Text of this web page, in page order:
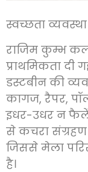
स्वच्छता
राजिम कुम्भ
प्राथमिकता दी
डस्टबीन की
कागज, रैपर,
इधर-उधर न फैलें।
से कचरा संग्रहण
जिससे मेला
है।